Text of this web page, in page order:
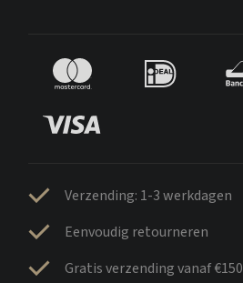
Verzending: 1-3 werkdagen
Eenvoudig retourneren
Gratis verzending vanaf €150